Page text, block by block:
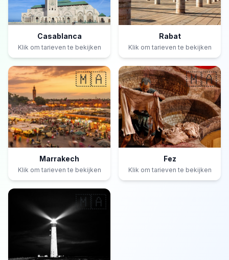
Casablanca
Klik om tarieven te bekijken
Rabat
Klik om tarieven te bekijken
🇲🇦
Marrakech
Klik om tarieven te bekijken
🇲🇦
Fez
Klik om tarieven te bekijken
🇲🇦